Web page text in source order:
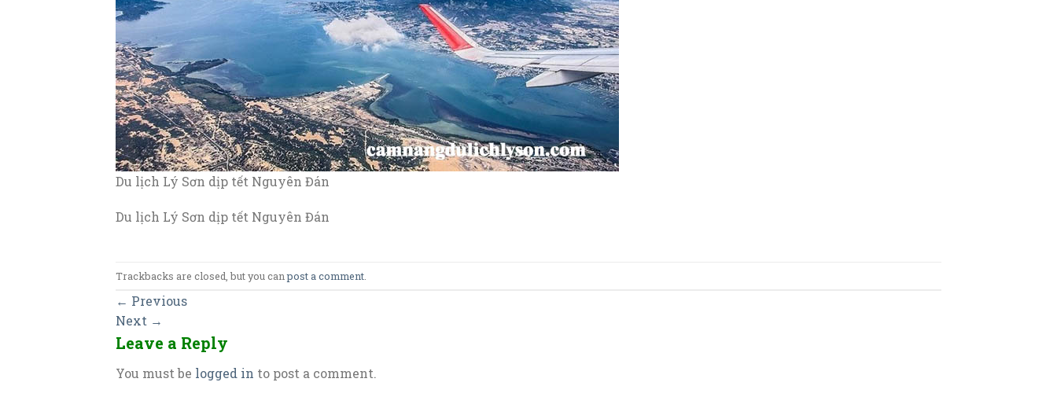
Du lịch Lý Sơn dịp tết Nguyên Đán
Du lịch Lý Sơn dịp tết Nguyên Đán
Trackbacks are closed, but you canpost a comment
← Previous
Next →
Leave a Reply
You must be logged in to post a comment.